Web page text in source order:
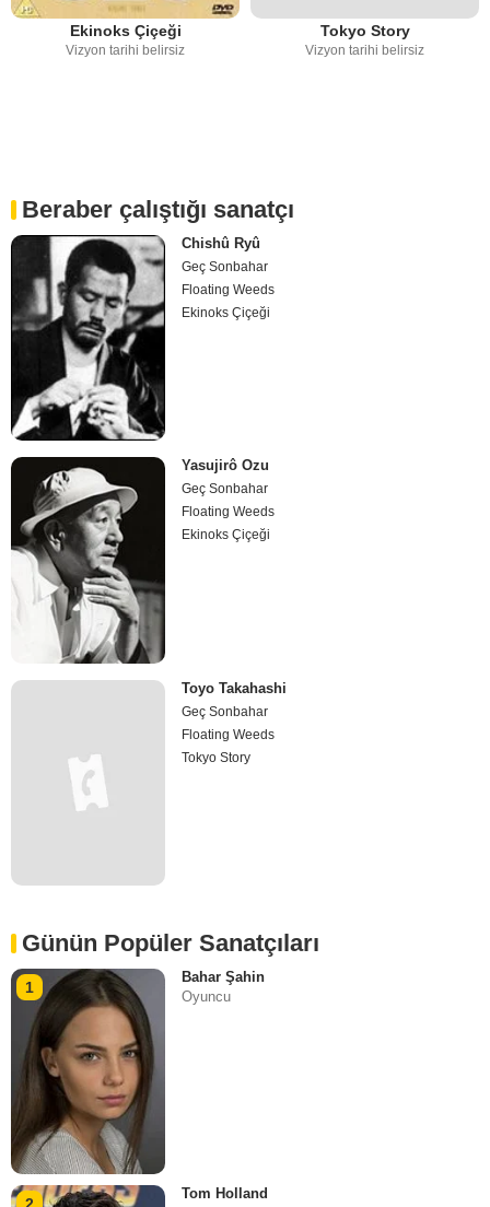
Ekinoks Çiçeği
Vizyon tarihi belirsiz
Tokyo Story
Vizyon tarihi belirsiz
Beraber çalıştığı sanatçı
Chishû Ryû
Geç Sonbahar
Floating Weeds
Ekinoks Çiçeği
Yasujirô Ozu
Geç Sonbahar
Floating Weeds
Ekinoks Çiçeği
Toyo Takahashi
Geç Sonbahar
Floating Weeds
Tokyo Story
Günün Popüler Sanatçıları
1
Bahar Şahin
Oyuncu
Tom Holland